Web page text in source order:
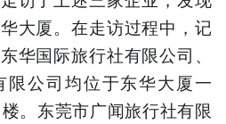
大厦。在走访过程中，记
华国际旅行社有限公司、
限公司均位于东华大厦一
。东莞市广闻旅行社有限